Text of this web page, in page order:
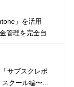
」を活用
管理を完全自動
サブスクレポ
クール編〜」